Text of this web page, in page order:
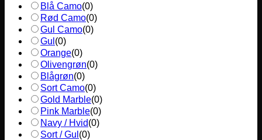
Blå Camo(0)
Rød Camo(0)
Gul Camo(0)
Gul (0)
Orange(0)
Olivengrøn(0)
Blågrøn(0)
Sort Camo(0)
Gold Marble(0)
Pink Marble(0)
Navy / Hvid(0)
Sort / Gul (0)